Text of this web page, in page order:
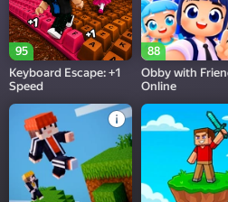
95
Keyboard Escape: +1
Speed
88
Obby with
Online